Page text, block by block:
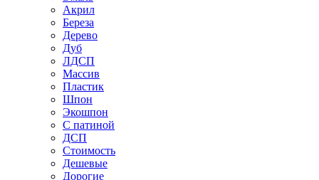
Акрил
Береза
Дерево
Дуб
ЛДСП
Массив
Пластик
Шпон
Экошпон
С патиной
ДСП
Стоимость
Дешевые
Дорогие